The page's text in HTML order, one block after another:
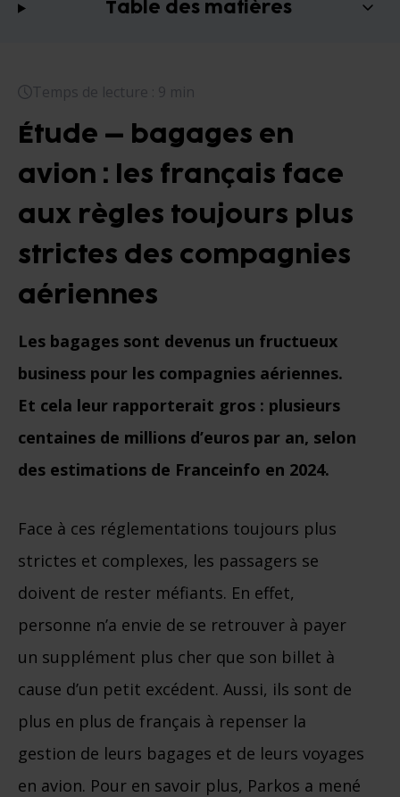
Temps de lecture : 9 min
Étude – bagages en
avion : les français face
aux règles toujours plus
strictes des compagnies
aériennes
Les bagages sont devenus un fructueux
business pour les compagnies aériennes.
Et cela leur rapporterait gros : plusieurs
centaines de millions d’euros par an, selon
des estimations de Franceinfo en 2024.
Face à ces réglementations toujours plus
strictes et complexes, les passagers se
doivent de rester méfiants. En effet,
personne n’a envie de se retrouver à payer
un supplément plus cher que son billet à
cause d’un petit excédent. Aussi, ils sont de
plus en plus de français à repenser la
gestion de leurs bagages et de leurs voyages
en avion. Pour en savoir plus, Parkos a mené
Table des matières